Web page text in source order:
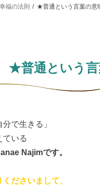
福の法則 ★普通という言葉の
★普通という
で生きる」
ている
Najimです。
ださいまして、